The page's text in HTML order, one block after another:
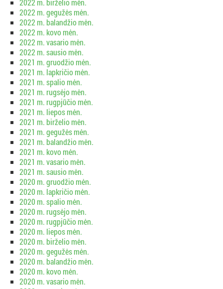
2022 m. birželio mėn.
2022 m. gegužės mėn.
2022 m. balandžio mėn.
2022 m. kovo mėn.
2022 m. vasario mėn.
2022 m. sausio mėn.
2021 m. gruodžio mėn.
2021 m. lapkričio mėn.
2021 m. spalio mėn.
2021 m. rugsėjo mėn.
2021 m. rugpjūčio mėn.
2021 m. liepos mėn.
2021 m. birželio mėn.
2021 m. gegužės mėn.
2021 m. balandžio mėn.
2021 m. kovo mėn.
2021 m. vasario mėn.
2021 m. sausio mėn.
2020 m. gruodžio mėn.
2020 m. lapkričio mėn.
2020 m. spalio mėn.
2020 m. rugsėjo mėn.
2020 m. rugpjūčio mėn.
2020 m. liepos mėn.
2020 m. birželio mėn.
2020 m. gegužės mėn.
2020 m. balandžio mėn.
2020 m. kovo mėn.
2020 m. vasario mėn.